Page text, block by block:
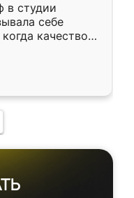
в студии
себе
качеством
уже почти